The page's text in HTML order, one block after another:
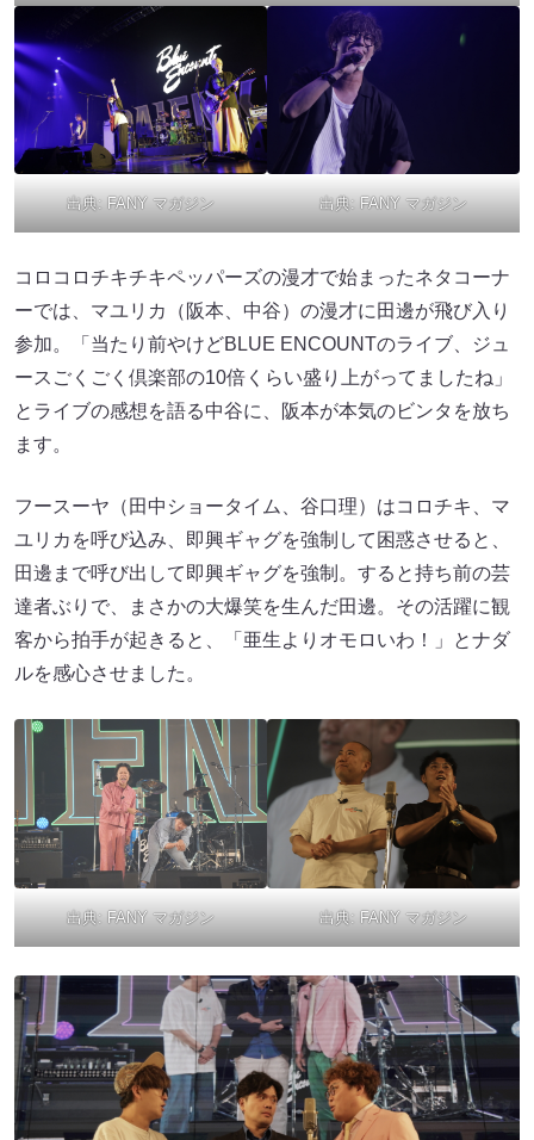
出典: FANY マガジン 出典: FANY マガジン
コロコロチキチキペッパーズの漫才で始まったネタコーナ
ーでは、マユリカ（阪本、中谷）の漫才に田邊が飛び入り
参加。「当たり前やけどBLUE ENCOUNTのライブ、ジュ
ースごくごく倶楽部の10倍くらい盛り上がってましたね」
とライブの感想を語る中谷に、阪本が本気のビンタを放ち
ます。
フースーヤ（田中ショータイム、谷口理）はコロチキ、マ
ユリカを呼び込み、即興ギャグを強制して困惑させると、
田邊まで呼び出して即興ギャグを強制。すると持ち前の芸
達者ぶりで、まさかの大爆笑を生んだ田邊。その活躍に観
客から拍手が起きると、「亜生よりオモロいわ！」とナダ
ルを感心させました。
出典: FANY マガジン 出典: FANY マガジン